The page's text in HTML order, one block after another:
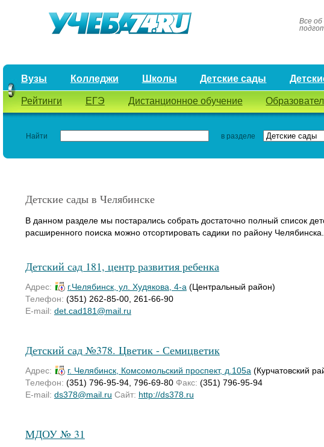
Все
Вузы Колледжи Школы Детские сады
Рейтинги ЕГЭ Дистанционное обучение
Найти в разделе
Детские сады в Челябинске
В данном разделе мы постарались собрать достаточно полный список
расширенного поиска можно отсортировать садики по району Челябинска.
Детский сад 181, центр развития ребенка
Адрес: г.Челябинск, ул. Худякова, 4-а (Центральный район)
Телефон: (351) 262-85-00, 261-66-90
E-mail: det.cad181@mail.ru
Детский сад №378. Цветик - Семицветик
Адрес: г. Челябинск, Комсомольский проспект, д.105а (Курчатовский
Телефон: (351) 796-95-94, 796-69-80 Факс: (351) 796-95-94
E-mail: ds378@mail.ru Сайт: http://ds378.ru
МДОУ № 31